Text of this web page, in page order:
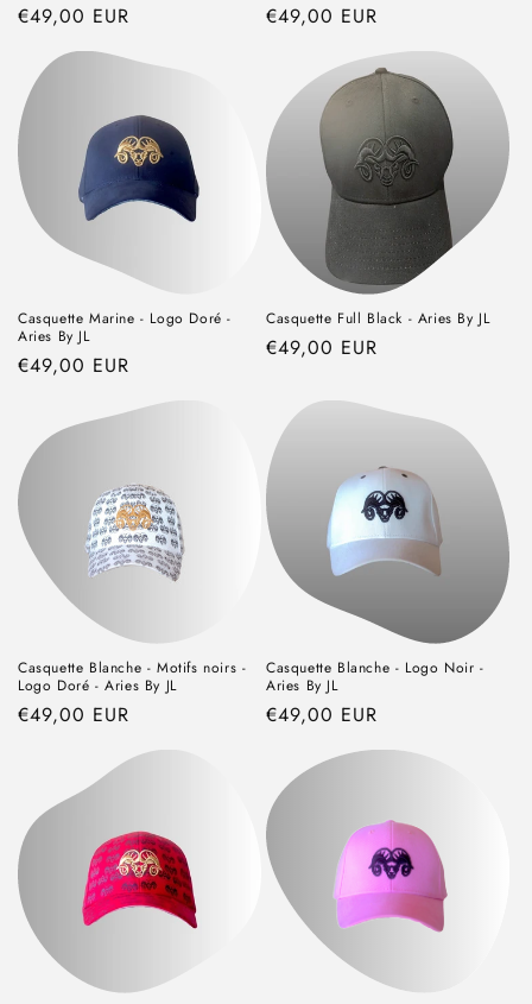
Prix
habituel
€49,00 EUR
Prix
€49,00 EUR
Casquette Marine - Logo Doré -
Aries By JL
Prix
€49,00 EUR
Casquette Full Black - Aries By JL
Prix
€49,00 EUR
Casquette Blanche - Motifs noirs -
Logo Doré - Aries By JL
Prix
€49,00 EUR
Casquette Blanche - Logo Noir -
Aries By JL
Prix
€49,00 EUR